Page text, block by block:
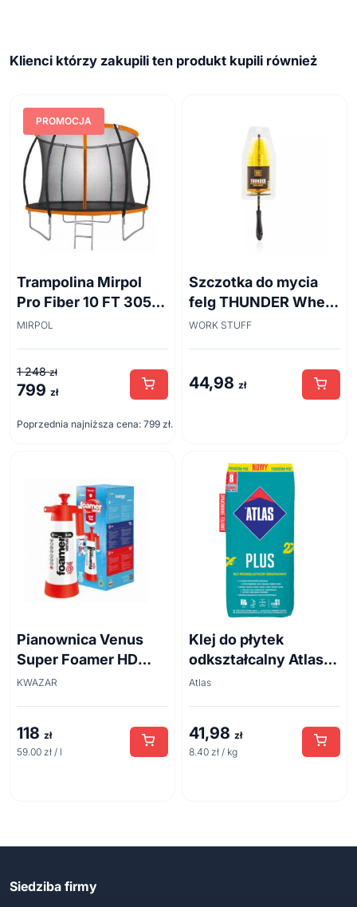
Klienci którzy zakupili ten produkt kupili również
PROMOCJA
Trampolina Mirpol
Pro Fiber 10 FT 305
cm + siatka
MIRPOL
1 248zł
Pierwotna
wynosiła:
799 zł
Aktualna
wynosi:
Poprzednia najniższa cena: 799 zł.
Szczotka do mycia
felg THUNDER Wheel
Brush 45cm
WORK STUFF
44,98 zł
Pianownica Venus
Super Foamer HD
acid line 2L
KWAZAR
118 zł
59.00 zł / l
Klej do płytek
odkształcalny Atlas
Plus 5 kg
Atlas
41,98 zł
8.40 zł / kg
Siedziba firmy